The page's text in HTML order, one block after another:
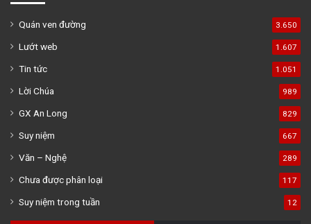
Quán ven đường 3.650
Lướt web 1.607
Tin tức 1.051
Lời Chúa 989
GX An Long 829
Suy niệm 667
Văn – Nghệ 289
Chưa được phân loại 117
Suy niệm trong tuần 12